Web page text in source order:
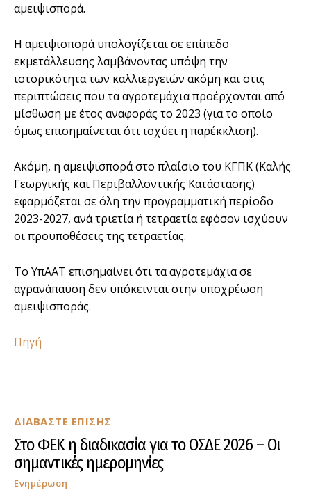
ΔΙΑΒΑΣΤΕ ΕΠΙΣΗΣ
Στο ΦΕΚ η διαδικασία για το ΟΣΔΕ 2026 – Οι
σημαντικές ημερομηνίες
Ενημέρωση
αμειψισπορά.
Η αμειψισπορά υπολογίζεται σε επίπεδο
εκμετάλλευσης λαμβάνοντας υπόψη την
ιστορικότητα των καλλιεργειών ακόμη και στις
περιπτώσεις που τα αγροτεμάχια προέρχονται από
μίσθωση με έτος αναφοράς το 2023 (για το οποίο
όμως επισημαίνεται ότι ισχύει η παρέκκλιση).
Ακόμη, η αμειψισπορά στο πλαίσιο του ΚΓΠΚ (Καλής
Γεωργικής και Περιβαλλοντικής Κατάστασης)
εφαρμόζεται σε όλη την προγραμματική περίοδο
2023-2027, ανά τριετία ή τετραετία εφόσον ισχύουν
οι προϋποθέσεις της τετραετίας.
Το ΥπΑΑΤ επισημαίνει ότι τα αγροτεμάχια σε
αγρανάπαυση δεν υπόκεινται στην υποχρέωση
αμειψισποράς.
Πηγή